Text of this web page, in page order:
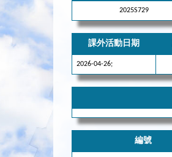
2025S729
課外活動日期
2026-04-26;
編號